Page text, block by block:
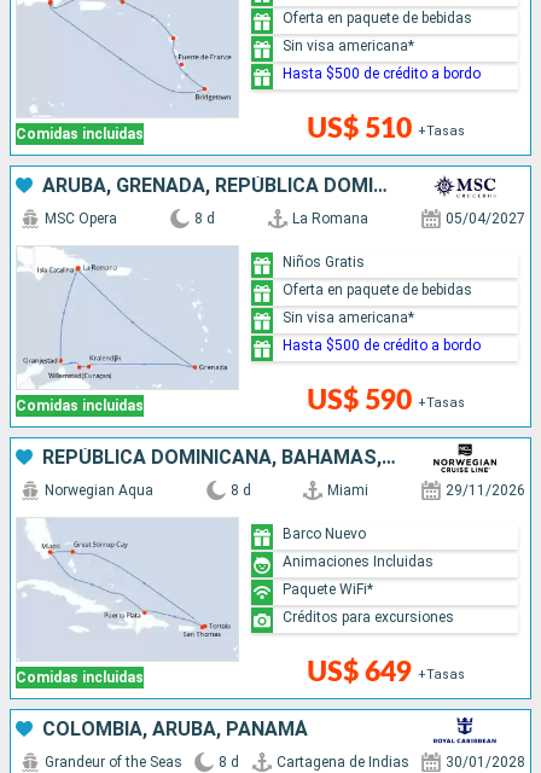
Comidas incluidas US$ 510 +Tasas
Oferta en paquete de bebidas
Sin visa americana*
Hasta $500 de crédito a bordo
ARUBA, GRENADA, REPÚBLICA DOMINICANA
Comidas incluidas
MSC Opera 8 d La Romana 05/04/2027
US$ 590 +Tasas
Niños Gratis
Oferta en paquete de bebidas
Sin visa americana*
Hasta $500 de crédito a bordo
REPÚBLICA DOMINICANA, BAHAMAS, ESTADOS UNIDOS
Comidas incluidas
Norwegian Aqua 8 d Miami 29/11/2026
US$ 649 +Tasas
Barco Nuevo
Animaciones Incluidas
Paquete WiFi*
Créditos para excursiones
COLOMBIA, ARUBA, PANAMÁ
Grandeur of the Seas 8 d Cartagena de Indias 30/01/2028